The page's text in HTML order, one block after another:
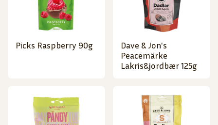
Picks Raspberry 90g
Dave & Jon's
Peacemärke
Lakris&jordbær 125g